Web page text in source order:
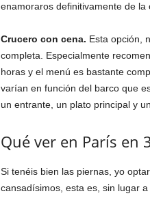
enamoraros definitivamente de la
Crucero con cena. Esta opción,
completa. Especialmente
horas y el menú es bastante
varían en función del barco que
un entrante, un plato principal y
Qué ver en París en
Si tenéis bien las piernas, yo
cansadísimos, esta es, sin lugar